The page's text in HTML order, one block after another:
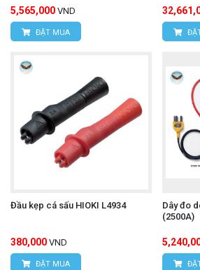
5,565,000 VND
ĐẶT MUA
Đầu kẹp cá sấu HIOKI L4934
380,000 VND
ĐẶT MUA
Dây đo
(2500A)